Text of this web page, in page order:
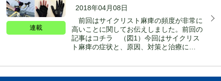
連載
2018年04月08日
前回はサイクリスト麻痺の頻度が非常に
高いことに関してお伝えしました。前回の
記事はコチラ （図1）今回はサイクリス
ト麻痺の症状と、原因、対策と治療に…